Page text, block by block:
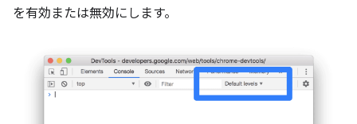
を有効または無効にします。